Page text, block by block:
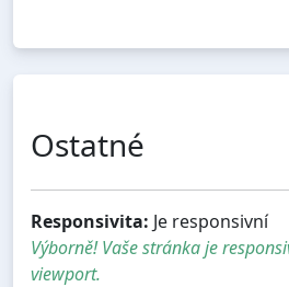
Ostatné
Responsivita: Je responsivní
Výborně! Vaše stránka je
viewport.